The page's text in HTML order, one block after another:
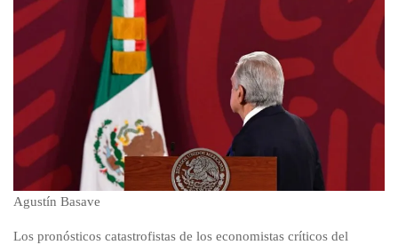
Agustín Basave
Los pronósticos catastrofistas de los economistas críticos del